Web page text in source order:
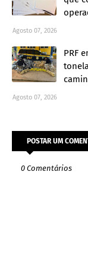
Agosto 07, 2026
PRF
Agosto 07, 2026
POSTAR UM
0 Comentários